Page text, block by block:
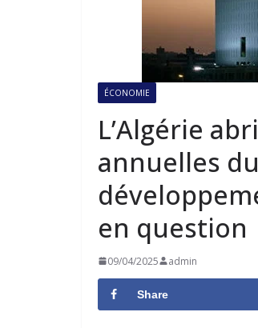
ÉCONOMIE
L’Algérie
annuelles
en question
09/04/2025 admin
Share